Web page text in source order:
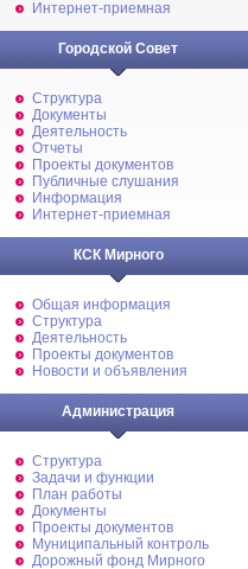
Интернет-приемная
Городской Совет
Структура
Документы
Деятельность
Отчеты
Проекты документов
Публичные слушания
Информация
Интернет-приемная
КСК Мирного
Общая информация
Структура
Деятельность
Проекты документов
Новости и объявления
Администрация
Структура
Задачи и функции
План работы
Документы
Проекты документов
Муниципальный контроль
Дорожный фонд Мирного